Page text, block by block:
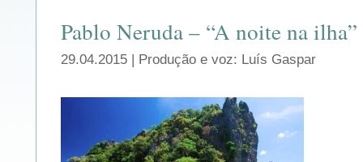
Pablo Neruda – “A noite na ilha”
29.04.2015 | Produção e voz: Luís Gaspar